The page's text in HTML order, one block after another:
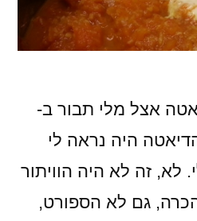
אצל מלי תבור ב-
היה נראה לי
לא, זה לא היה הוויתור
גם לא הספורט,